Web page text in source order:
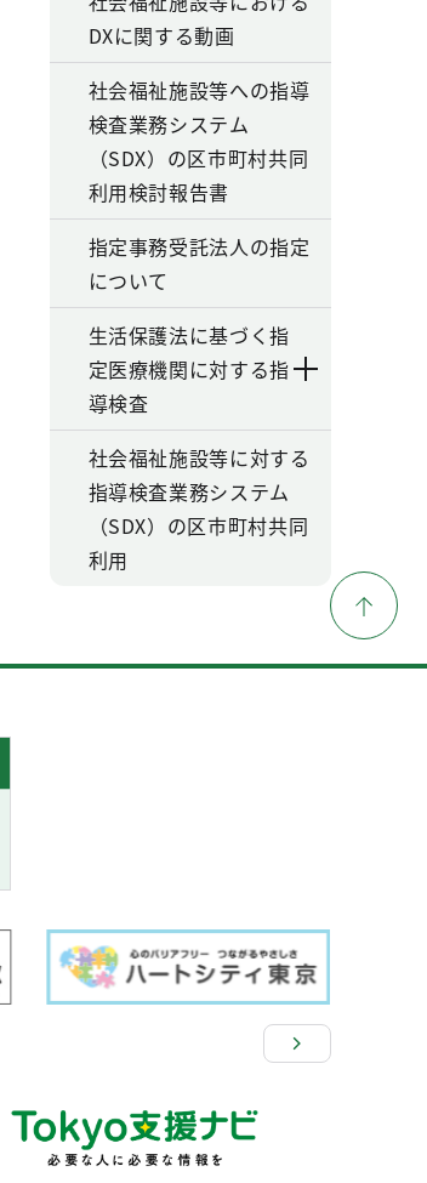
DXに関する動画
社会福祉施設等への指導
検査業務システム
（SDX）の区市町村共同
利用検討報告書
指定事務受託法人の指定
について
生活保護法に基づく指
定医療機関に対する指
導検査
社会福祉施設等に対する
指導検査業務システム
（SDX）の区市町村共同
利用